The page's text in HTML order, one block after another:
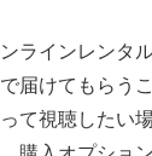
ラインレンタ
届けてもらう
て視聴したい